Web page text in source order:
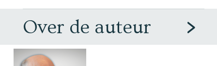
Over de auteur